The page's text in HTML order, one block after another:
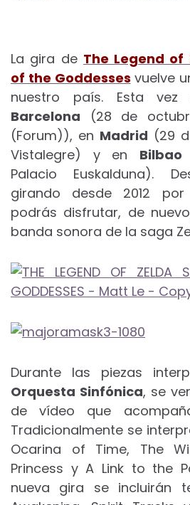
La gira de The Legend of
of the Goddesses vuelve
nuestro país. Esta
Barcelona (28 de
(Forum)), en Madrid (29
Vistalegre) y en Bilbao
Palacio Euskalduna).
girando desde 2012
podrás disfrutar, de
banda sonora de la saga
Durante las piezas
Orquesta Sinfónica, se
de vídeo que
Tradicionalmente se
Ocarina of Time, The
Princess y A Link to the
nueva gira se incluirán